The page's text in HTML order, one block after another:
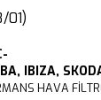
01)
IBIZA,
HAVA